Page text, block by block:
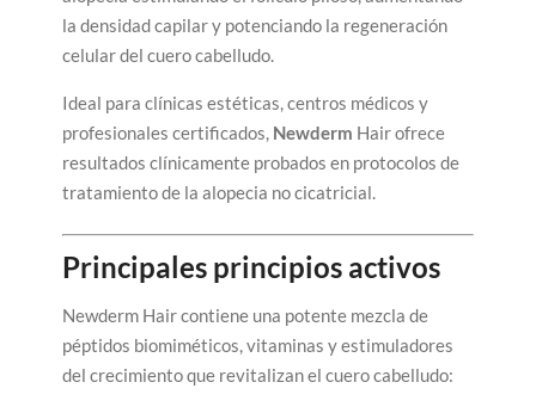
la densidad capilar y potenciando la regeneración
celular del cuero cabelludo.
Ideal para clínicas estéticas, centros médicos y
profesionales certificados, Newderm Hair ofrece
resultados clínicamente probados en protocolos de
tratamiento de la alopecia no cicatricial.
Principales principios activos
Newderm Hair contiene una potente mezcla de
péptidos biomiméticos, vitaminas y estimuladores
del crecimiento que revitalizan el cuero cabelludo: